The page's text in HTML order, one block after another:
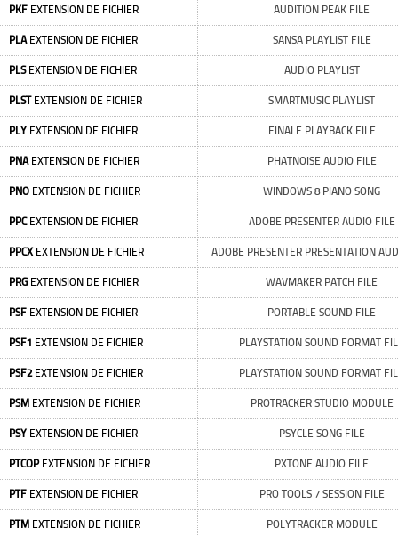
PKF EXTENSION DE FICHIER AUDITION PEAK FILE
PLAEXTENSION DE FICHIER SANSA PLAYLIST FILE
PLSEXTENSION DE FICHIER AUDIO PLAYLIST
PLSTEXTENSION DE FICHIER SMARTMUSIC PLAYLIST
PLY EXTENSION DE FICHIER FINALE PLAYBACK FILE
PNAEXTENSION DE FICHIER PHATNOISE AUDIO FILE
PNO EXTENSION DE FICHIER WINDOWS 8 PIANO SONG
PPCEXTENSION DE FICHIER ADOBE PRESENTER AUDIO FILE
PPCXEXTENSION DE FICHIER ADOBE PRESENTER PRESENTATION
PRG EXTENSION DE FICHIER WAVMAKER PATCH FILE
PSF EXTENSION DE FICHIER PORTABLE SOUND FILE
PSF1 EXTENSION DE FICHIER PLAYSTATION SOUND FORMAT
PSF2EXTENSION DE FICHIER PLAYSTATION SOUND FORMAT
PSM EXTENSION DE FICHIER PROTRACKER STUDIO MODULE
PSY EXTENSION DE FICHIER PSYCLE SONG FILE
PTCOPEXTENSION DE FICHIER PXTONE AUDIO FILE
PTF EXTENSION DE FICHIER PRO TOOLS 7 SESSION FILE
PTM EXTENSION DE FICHIER POLYTRACKER MODULE